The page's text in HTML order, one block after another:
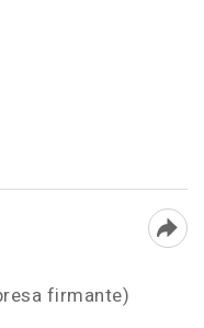
firmante)